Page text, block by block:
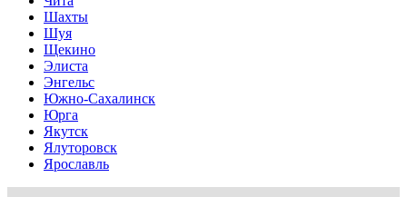
Шахты
Шуя
Щекино
Элиста
Энгельс
Южно-Сахалинск
Юрга
Якутск
Ялуторовск
Ярославль